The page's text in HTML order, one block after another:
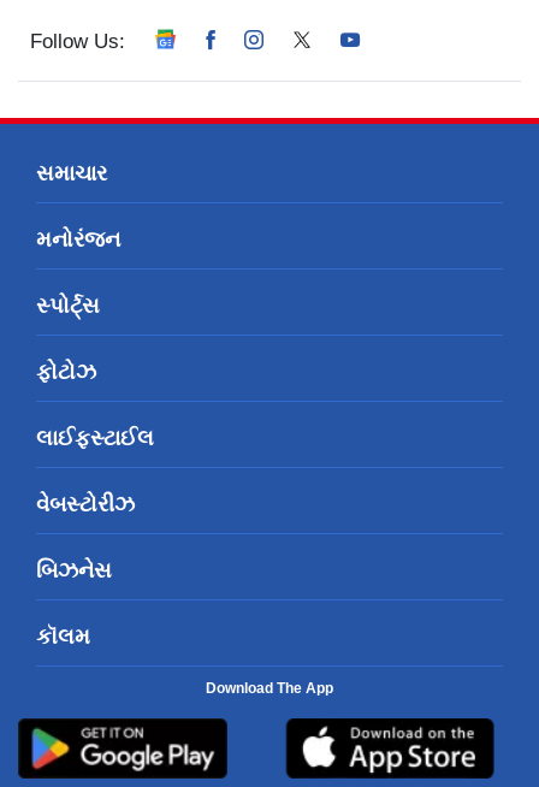
Follow Us:
સમાચાર
મનોરંજન
સ્પોર્ટ્સ
ફોટોઝ
લાઈફસ્ટાઈલ
વેબસ્ટોરીઝ
બિઝનેસ
કૉલમ
Download The App